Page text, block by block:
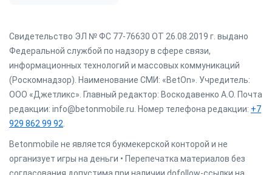
Свидетельство ЭЛ № ФС 77-76630 ОТ 26.08.2019 г. выдано
Федеральной службой по надзору в сфере связи,
информационных технологий и массовых коммуникаций
(Роскомнадзор). Наименование СМИ: «BetOn». Учредитель:
ООО «Джетликс». Главный редактор: Воскодавенко А.О. Почта
редакции: info@betonmobile.ru. Номер телефона редакции: +7
929 862 99 92.
Betonmobile не является букмекерской конторой и не
организует игры на деньги • Перепечатка материалов без